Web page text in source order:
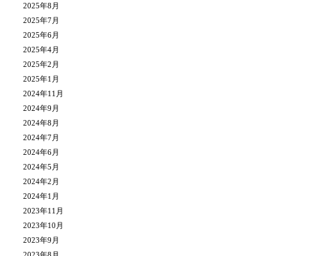
2025年8月
2025年7月
2025年6月
2025年4月
2025年2月
2025年1月
2024年11月
2024年9月
2024年8月
2024年7月
2024年6月
2024年5月
2024年2月
2024年1月
2023年11月
2023年10月
2023年9月